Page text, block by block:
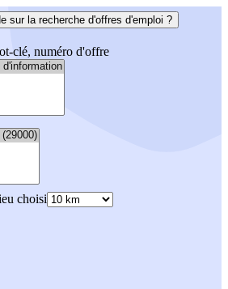
sur la recherche d'offres d'emploi ?
clé, numéro d'offre
choisi